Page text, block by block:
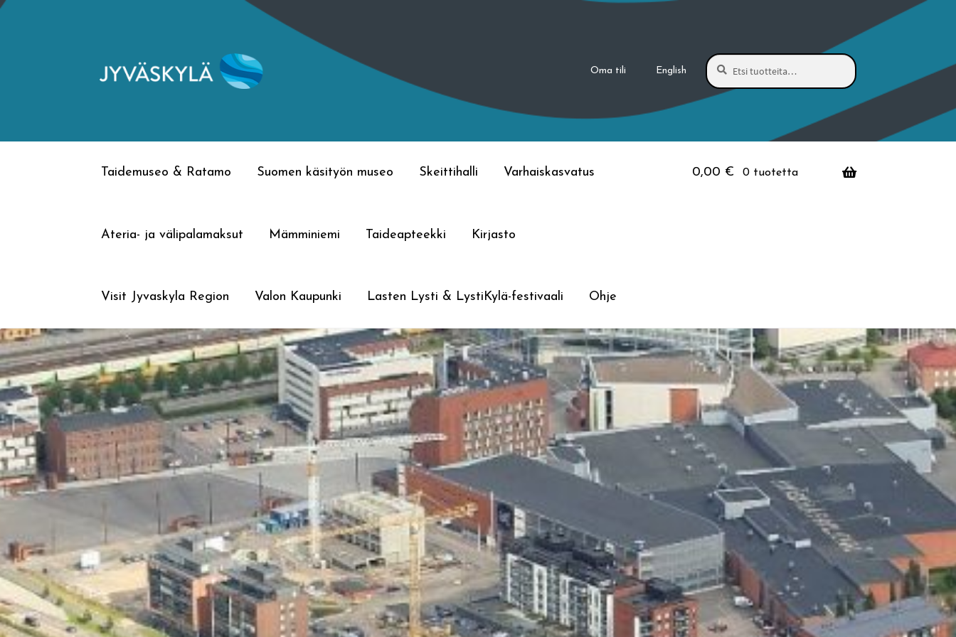
Siirry
Siirry
Oma tili English
Etsi:
Haku
Taidemuseo & Ratamo Suomen käsityön museo Skeittihalli Varhaiskasvatus
Ateria- ja välipalamaksut Mämminiemi Taideapteekki Kirjasto
Visit Jyvaskyla Region Valon Kaupunki Lasten Lysti & LystiKylä-festivaali Ohje
0,00 € 0 tuotetta